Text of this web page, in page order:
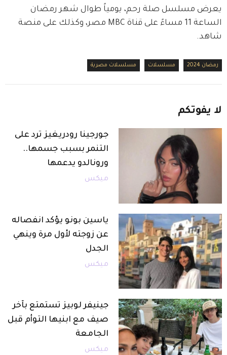
يعرض مسلسل صلة رحم، يومياً طوال شهر رمضان
الساعة 11 مساءً على قناة MBC مصر، وكذلك على منصة
شاهد.
رمضان 2024 مسلسلات مسلسلات مصرية
لا يفوتكم
جورجينا رودريغيز ترد على
التنمر بسبب جسمها..
ورونالدو يدعمها
ميكس
ياسين بونو يؤكد انفصاله
عن زوجته لأول مرة وينهي
الجدل
ميكس
جينيفر لوبيز تستمتع بآخر
صيف مع ابنيها التوأم قبل
الجامعة
ميكس